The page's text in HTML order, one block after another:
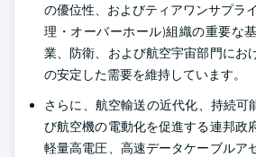
の優位性、およびティアワンサプラ
理・オーバーホール)組織の重要な
業、防衛、および航空宇宙部門にお
の安定した需要を維持しています。
さらに、航空輸送の近代化、持続可
び航空機の電動化を促進する連邦政
軽量高電圧、高速データケーブルア